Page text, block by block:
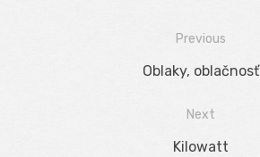
Previous
Previous
Oblaky, oblačnosť
Next
Next
Kilowatt